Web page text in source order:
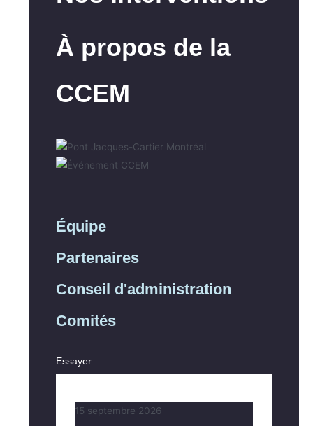
À propos de la
CCEM
Équipe
Partenaires
Conseil d'administration
Comités
Essayer
15 septembre 2026